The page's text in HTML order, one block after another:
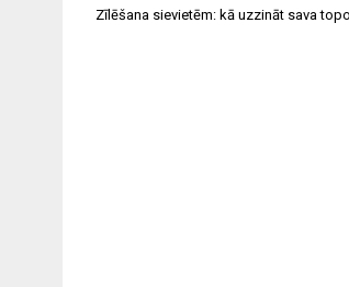
Ziņu
Zīlēšana sievietēm: kā uzzināt sava